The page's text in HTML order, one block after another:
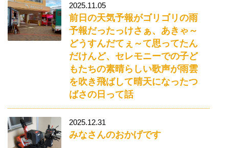
2025.11.05
前日の天気予報がゴリゴリの雨
予報だったっけさぁ、あきゃ～
どうすんだてぇ～て思ってたん
だけんど、セレモニーでの子ど
もたちの素晴らしい歌声が雨雲
を吹き飛ばして晴天になったつ
ばさの日って話
2025.12.31
みなさんのおかげです